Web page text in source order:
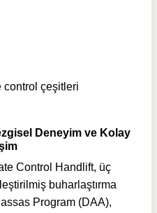
Deneyim ve Kolay
Control Handlift, üç
buharlaştırma
Program (DAA),